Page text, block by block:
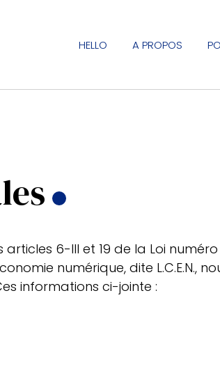
HELLO A PROPOS
6-III et 19 de la Loi numéro
numérique, dite L.C.E.N.,
informations ci-jointe :